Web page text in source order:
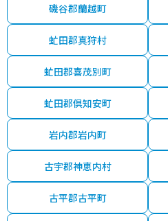
磯谷郡蘭越町
虻田郡真狩村
虻田郡喜茂別町
虻田郡倶知安町
岩内郡岩内町
古宇郡神恵内村
古平郡古平町